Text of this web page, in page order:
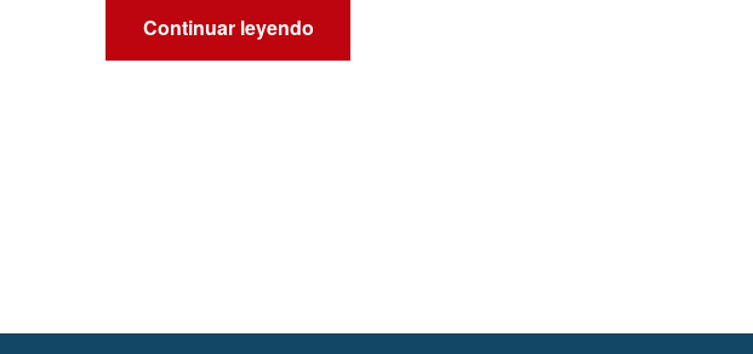
Continuar leyendo